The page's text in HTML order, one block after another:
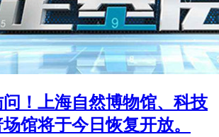
！上海自然博物馆、科技
馆将于今日恢复开放。